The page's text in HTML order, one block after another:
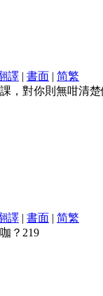
譯 | 書面 | 简繁
，對你則無咁清
譯 | 書面 | 简繁
？219